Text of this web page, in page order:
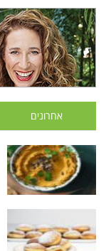
אחרונים